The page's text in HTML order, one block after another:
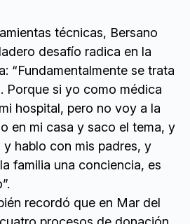
técnicas, Bersano
desafío radica en la
“Fundamentalmente se trata
Porque si yo como médica
hospital, pero no voy a la
en mi casa y saco el tema, y
hablo con mis padres, y
familia una conciencia, es
recordó que en Mar del